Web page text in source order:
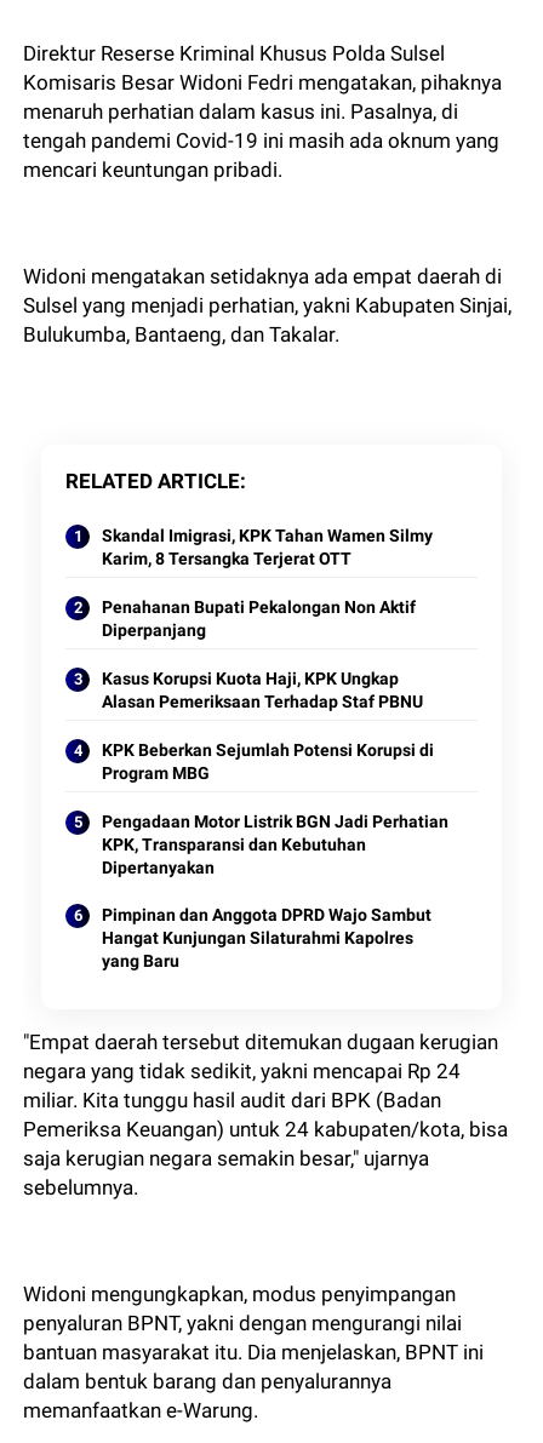
Direktur Reserse Kriminal Khusus Polda Sulsel
Komisaris Besar Widoni Fedri mengatakan, pihaknya
menaruh perhatian dalam kasus ini. Pasalnya, di
tengah pandemi Covid-19 ini masih ada oknum yang
mencari keuntungan pribadi.
Widoni mengatakan setidaknya ada empat daerah di
Sulsel yang menjadi perhatian, yakni Kabupaten Sinjai,
Bulukumba, Bantaeng, dan Takalar.
RELATED ARTICLE
Skandal Imigrasi, KPK Tahan Wamen Silmy
Karim, 8 Tersangka Terjerat OTT
Penahanan Bupati Pekalongan Non Aktif
Diperpanjang
Kasus Korupsi Kuota Haji, KPK Ungkap
Alasan Pemeriksaan Terhadap Staf PBNU
KPK Beberkan Sejumlah Potensi Korupsi di
Program MBG
Pengadaan Motor Listrik BGN Jadi Perhatian
KPK, Transparansi dan Kebutuhan
Dipertanyakan
Pimpinan dan Anggota DPRD Wajo Sambut
Hangat Kunjungan Silaturahmi Kapolres
yang Baru
"Empat daerah tersebut ditemukan dugaan kerugian
negara yang tidak sedikit, yakni mencapai Rp 24
miliar. Kita tunggu hasil audit dari BPK (Badan
Pemeriksa Keuangan) untuk 24 kabupaten/kota, bisa
saja kerugian negara semakin besar," ujarnya
sebelumnya.
Widoni mengungkapkan, modus penyimpangan
penyaluran BPNT, yakni dengan mengurangi nilai
bantuan masyarakat itu. Dia menjelaskan, BPNT ini
dalam bentuk barang dan penyalurannya
memanfaatkan e-Warung.